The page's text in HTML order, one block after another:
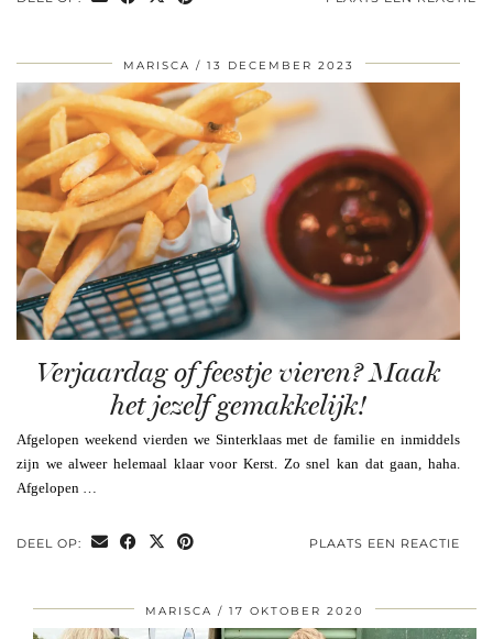
MARISCA 13 DECEMBER 2023
Verjaardag of feestje vieren? Maak
het jezelf gemakkelijk!
Afgelopen weekend vierden we Sinterklaas met de familie en inmiddels
zijn we alweer helemaal klaar voor Kerst. Zo snel kan dat gaan, haha.
Afgelopen …
DEEL OP: PLAATS EEN REACTIE
MARISCA 17 OKTOBER 2020